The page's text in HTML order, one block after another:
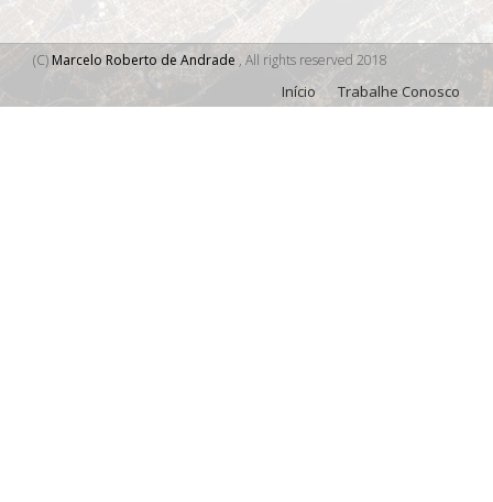
(C)Marcelo Roberto de Andrade , All rights reserved 2018
Início Trabalhe Conosco